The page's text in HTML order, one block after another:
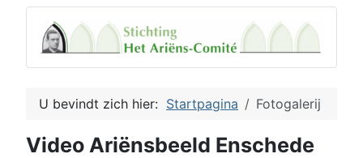
U bevindt zich hier: Startpagina Fotogalerij
Video Ariënsbeeld Enschede